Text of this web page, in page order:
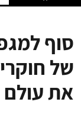
סוף
של
את עולם